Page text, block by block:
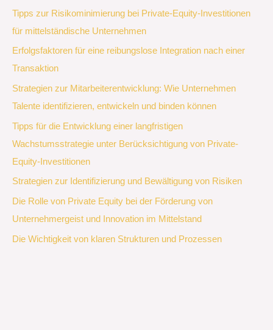
Tipps zur Risikominimierung bei Private-Equity-Investitionen
für mittelständische Unternehmen
Erfolgsfaktoren für eine reibungslose Integration nach einer
Transaktion
Strategien zur Mitarbeiterentwicklung: Wie Unternehmen
Talente identifizieren, entwickeln und binden können
Tipps für die Entwicklung einer langfristigen
Wachstumsstrategie unter Berücksichtigung von Private-
Equity-Investitionen
Strategien zur Identifizierung und Bewältigung von Risiken
Die Rolle von Private Equity bei der Förderung von
Unternehmergeist und Innovation im Mittelstand
Die Wichtigkeit von klaren Strukturen und Prozessen